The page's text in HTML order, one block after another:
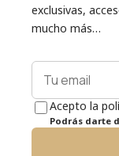
exclusivas,
mucho más…
Acepto la
Podrás darte